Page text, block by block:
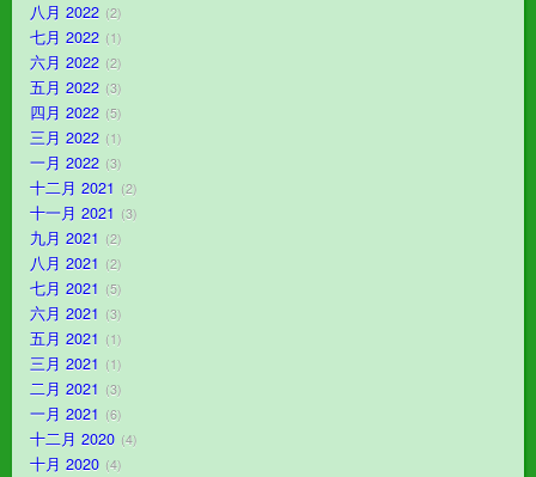
八月 2022 2
七月 2022 1
六月 2022 2
五月 2022 3
四月 2022 5
三月 2022 1
一月 2022 3
十二月 2021 2
十一月 2021 3
九月 2021 2
八月 2021 2
七月 2021 5
六月 2021 3
五月 2021 1
三月 2021 1
二月 2021 3
一月 2021 6
十二月 2020 4
十月 2020 4